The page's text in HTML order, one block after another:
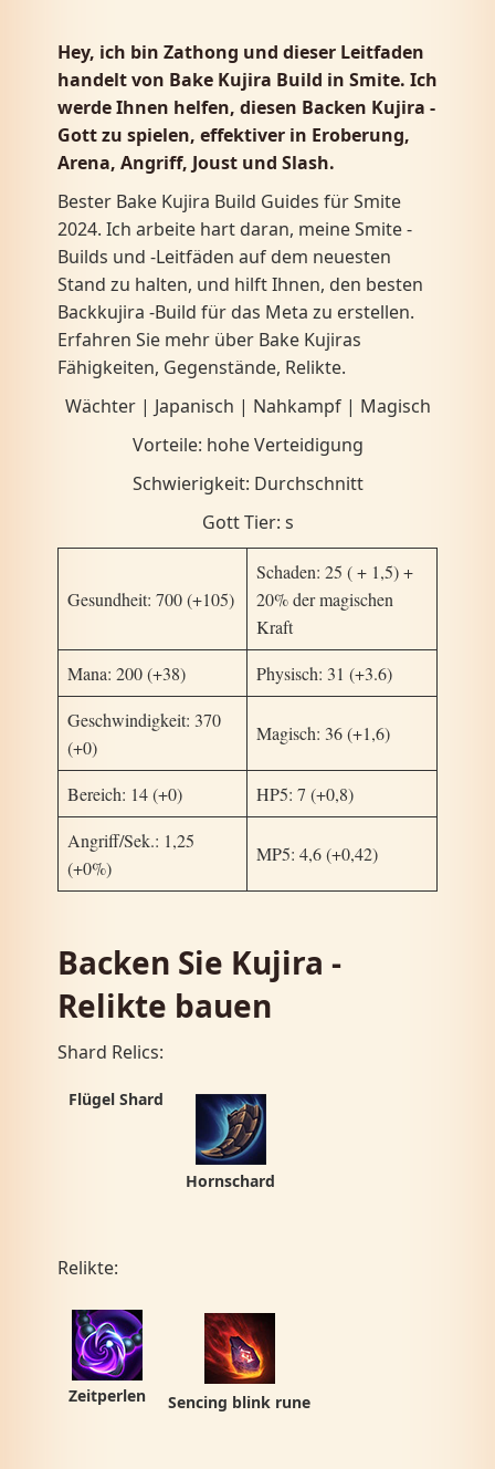
Hey, ich bin Zathong und dieser Leitfaden
handelt von Bake Kujira Build in Smite. Ich
werde Ihnen helfen, diesen Backen Kujira -
Gott zu spielen, effektiver in Eroberung,
Arena, Angriff, Joust und Slash.
Bester Bake Kujira Build Guides für Smite
2024. Ich arbeite hart daran, meine Smite -
Builds und -Leitfäden auf dem neuesten
Stand zu halten, und hilft Ihnen, den besten
Backkujira -Build für das Meta zu erstellen.
Erfahren Sie mehr über Bake Kujiras
Fähigkeiten, Gegenstände, Relikte.
Wächter | Japanisch | Nahkampf | Magisch
Vorteile: hohe Verteidigung
Schwierigkeit: Durchschnitt
Gott Tier: s
Gesundheit: 700 (+105)
Schaden: 25 ( + 1,5) +
20% der magischen
Kraft
Mana: 200 (+38)
Physisch: 31 (+3.6)
Geschwindigkeit: 370
(+0)
Magisch: 36 (+1,6)
Bereich: 14 (+0)
HP5: 7 (+0,8)
Angriff/Sek.: 1,25
(+0%)
MP5: 4,6 (+0,42)
Backen Sie Kujira -
Relikte bauen
Shard Relics:
Flügel Shard
Hornschard
Relikte:
Zeitperlen Sencing blink rune